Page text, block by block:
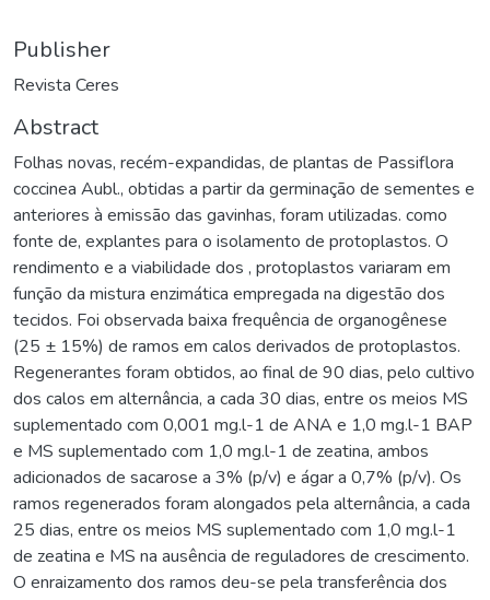
Publisher
Revista Ceres
Abstract
Folhas novas, recém-expandidas, de plantas de Passiflora
coccinea Aubl., obtidas a partir da germinação de sementes e
anteriores à emissão das gavinhas, foram utilizadas. como
fonte de, explantes para o isolamento de protoplastos. O
rendimento e a viabilidade dos , protoplastos variaram em
função da mistura enzimática empregada na digestão dos
tecidos. Foi observada baixa frequência de organogênese
(25 ± 15%) de ramos em calos derivados de protoplastos.
Regenerantes foram obtidos, ao final de 90 dias, pelo cultivo
dos calos em alternância, a cada 30 dias, entre os meios MS
suplementado com 0,001 mg.l-1 de ANA e 1,0 mg.l-1 BAP
e MS suplementado com 1,0 mg.l-1 de zeatina, ambos
adicionados de sacarose a 3% (p/v) e ágar a 0,7% (p/v). Os
ramos regenerados foram alongados pela alternância, a cada
25 dias, entre os meios MS suplementado com 1,0 mg.l-1
de zeatina e MS na ausência de reguladores de crescimento.
O enraizamento dos ramos deu-se pela transferência dos